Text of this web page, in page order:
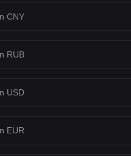
CNY
RUB
USD
EUR